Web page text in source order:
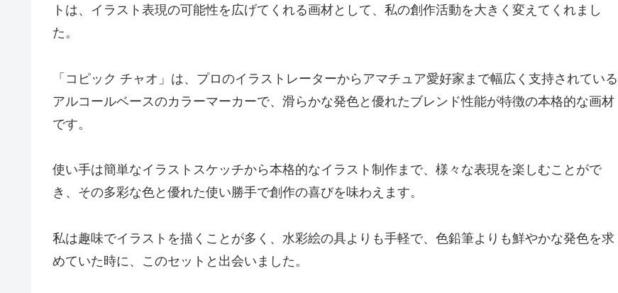
トは、イラスト表現の可能性を広げてくれる画材として、私の創作活動を大きく変えてくれまし
た。
「コピック チャオ」は、プロのイラストレーターからアマチュア愛好家まで幅広く支持されている
アルコールベースのカラーマーカーで、滑らかな発色と優れたブレンド性能が特徴の本格的な画材
です。
使い手は簡単なイラストスケッチから本格的なイラスト制作まで、様々な表現を楽しむことがで
き、その多彩な色と優れた使い勝手で創作の喜びを味わえます。
私は趣味でイラストを描くことが多く、水彩絵の具よりも手軽で、色鉛筆よりも鮮やかな発色を求
めていた時に、このセットと出会いました。